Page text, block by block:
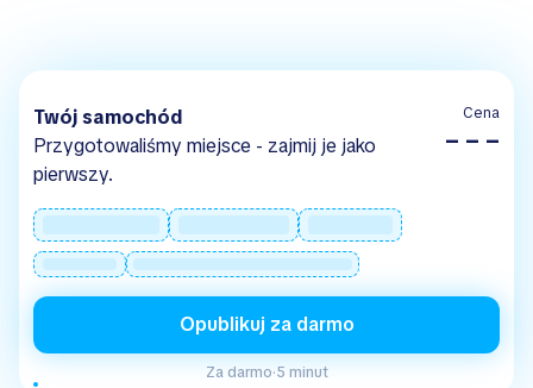
Twój samochód
Przygotowaliśmy miejsce - zajmij je jako
pierwszy.
Cena
– – –
Opublikuj za darmo
Za darmo·5 minut